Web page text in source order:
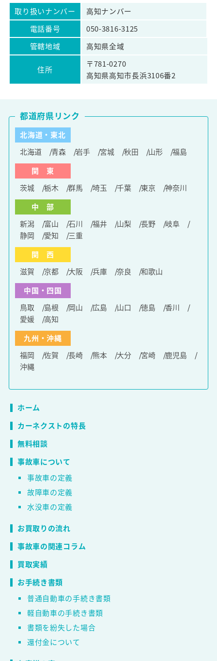
取り扱いナンバー
高知ナンバー
電話番号
050-3816-3125
管轄地域
高知県全域
住所
〒781-0270
高知県高知市長浜3106番2
北海道・東北
北海道
青森 岩手 宮城 秋田 山形
福島
関 東
茨城
栃木 群馬 埼玉 千葉 東京
神奈川
中 部
新潟
富山 石川 福井 山梨 長野
岐阜
静岡
愛知
三重
関 西
滋賀
京都 大阪 兵庫 奈良
和歌山
中国・四国
鳥取
島根 岡山 広島 山口 徳島
香川
愛媛
高知
九州・沖縄
福岡
佐賀 長崎 熊本 大分 宮崎
鹿児島
沖縄
都道府県リンク
ホーム
カーネクストの特長
無料相談
事故車について
事故車の定義
故障車の定義
水没車の定義
お買取りの流れ
事故車の関連コラム
買取実績
お手続き書類
普通自動車の手続き書類
軽自動車の手続き書類
書類を紛失した場合
還付金について